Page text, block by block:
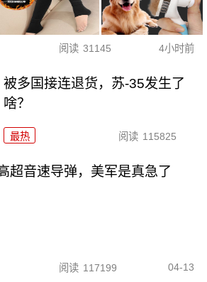
阅读 31145 4小时前
被多国接连退货，苏-35发生了
啥？
最热 阅读 115825
超音速导弹，美军是真急了
阅读 117199 04-13